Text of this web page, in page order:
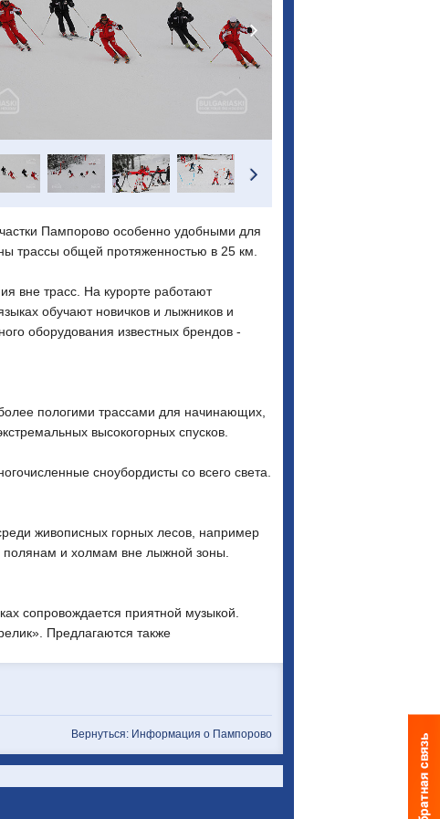
Пампорово особенно удобными для
трассы общей протяженностью в 25 км.
вне трасс. На курорте работают
обучают новичков и лыжников и
оборудования известных брендов -
пологими трассами для начинающих,
высокогорных спусков.
сноубордисты со всего света.
живописных горных лесов, например
и холмам вне лыжной зоны.
сопровождается приятной музыкой.
Предлагаются также
Вернуться: Информация о Пампорово